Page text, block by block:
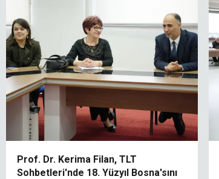
Prof. Dr. Kerima Filan, TLT
Sohbetleri'nde 18. Yüzyıl Bosna'sını